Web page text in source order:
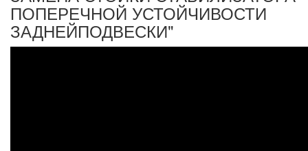
ПОПЕРЕЧНОЙ УСТОЙЧИВОСТИ
ЗАДНЕЙПОДВЕСКИ"